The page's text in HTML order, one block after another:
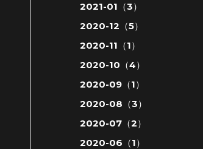
2021-01（3）
2020-12（5）
2020-11（1）
2020-10（4）
2020-09（1）
2020-08（3）
2020-07（2）
2020-06（1）